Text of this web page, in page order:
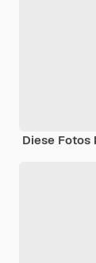
Diese Fotos